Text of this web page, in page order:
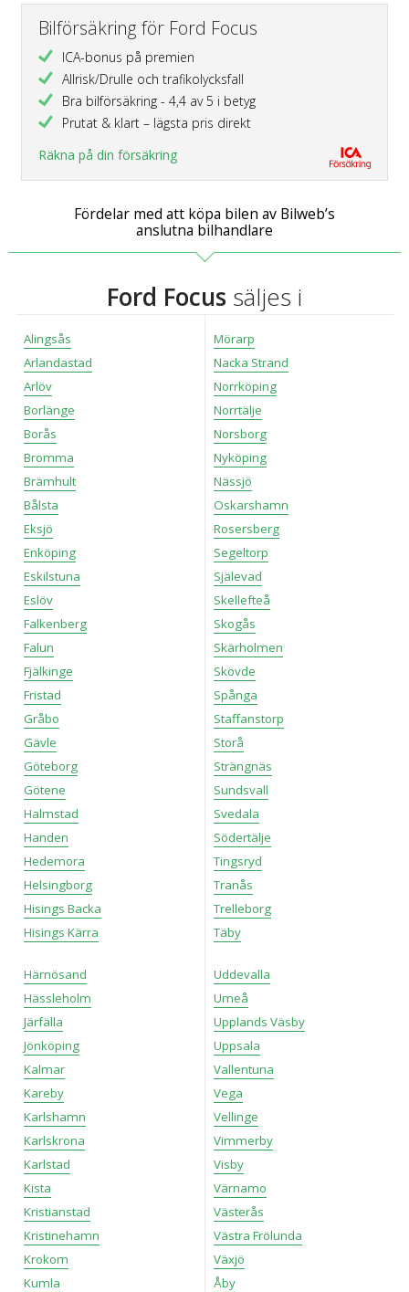
Bilförsäkring för Ford Focus
ICA-bonus på premien
Allrisk/Drulle och trafikolycksfall
Bra bilförsäkring - 4,4 av 5 i betyg
Prutat & klart – lägsta pris direkt
Räkna på din försäkring
Fördelar med att köpa bilen av Bilweb’s
anslutna bilhandlare
Ford Focus säljes i
Alingsås
Arlandastad
Arlöv
Borlänge
Borås
Bromma
Brämhult
Bålsta
Eksjö
Enköping
Eskilstuna
Eslöv
Falkenberg
Falun
Fjälkinge
Fristad
Gråbo
Gävle
Göteborg
Götene
Halmstad
Handen
Hedemora
Helsingborg
Hisings Backa
Hisings Kärra
Härnösand
Hässleholm
Järfälla
Jönköping
Kalmar
Kareby
Karlshamn
Karlskrona
Karlstad
Kista
Kristianstad
Kristinehamn
Krokom
Kumla
Mörarp
Nacka Strand
Norrköping
Norrtälje
Norsborg
Nyköping
Nässjö
Oskarshamn
Rosersberg
Segeltorp
Själevad
Skellefteå
Skogås
Skärholmen
Skövde
Spånga
Staffanstorp
Storå
Strängnäs
Sundsvall
Svedala
Södertälje
Tingsryd
Tranås
Trelleborg
Täby
Uddevalla
Umeå
Upplands Väsby
Uppsala
Vallentuna
Vega
Vellinge
Vimmerby
Visby
Värnamo
Västerås
Västra Frölunda
Växjö
Åby